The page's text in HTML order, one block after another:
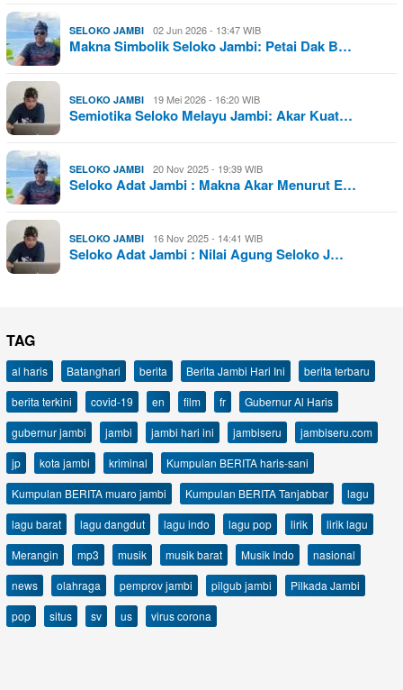
SELOKO JAMBI 02 Jun 2026 - 13:47 WIB
Makna Simbolik Seloko Jambi: Petai Dak B…
SELOKO JAMBI 19 Mei 2026 - 16:20 WIB
Semiotika Seloko Melayu Jambi: Akar Kuat…
SELOKO JAMBI 20 Nov 2025 - 19:39 WIB
Seloko Adat Jambi : Makna Akar Menurut E…
SELOKO JAMBI 16 Nov 2025 - 14:41 WIB
Seloko Adat Jambi : Nilai Agung Seloko J…
TAG
al haris Batanghari berita Berita Jambi Hari Ini
berita terbaru
berita terkini
covid-19 en film fr
Gubernur Al Haris
gubernur jambi
jambi jambi hari ini jambiseru
jambiseru.com
jp
kota jambi kriminal
Kumpulan BERITA haris-sani
Kumpulan BERITA muaro jambi
Kumpulan BERITA Tanjabbar
lagu
lagu barat
lagu dangdut lagu indo lagu pop lirik
lirik lagu
Merangin
mp3 musik musik barat Musik Indo
nasional
news
olahraga pemprov jambi pilgub jambi
Pilkada Jambi
pop
situs sv us virus corona